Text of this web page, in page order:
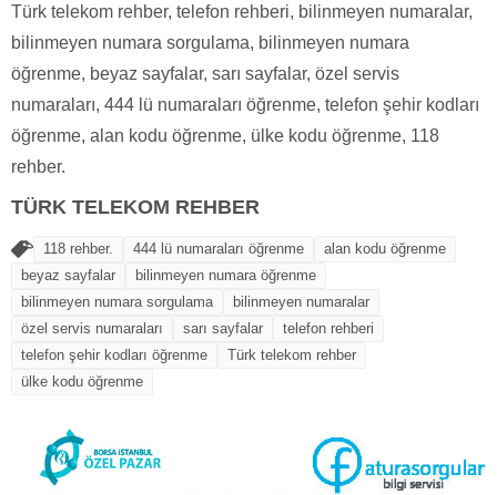
Türk telekom rehber, telefon rehberi, bilinmeyen numaralar,
bilinmeyen numara sorgulama, bilinmeyen numara
öğrenme, beyaz sayfalar, sarı sayfalar, özel servis
numaraları, 444 lü numaraları öğrenme, telefon şehir kodları
öğrenme, alan kodu öğrenme, ülke kodu öğrenme, 118
rehber.
TÜRK TELEKOM REHBER
118 rehber. 444 lü numaraları öğrenme
alan kodu öğrenme
beyaz sayfalar
bilinmeyen numara öğrenme
bilinmeyen numara sorgulama
bilinmeyen numaralar
özel servis numaraları
sarı sayfalar
telefon rehberi
telefon şehir kodları öğrenme
Türk telekom rehber
ülke kodu öğrenme